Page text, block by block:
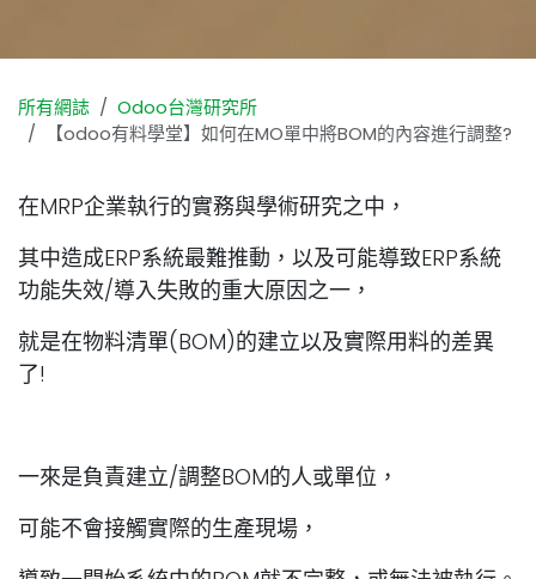
所有網誌
Odoo台灣研究所
【odoo有料學堂】如何在MO單中將BOM的內容進行調整?
在MRP企業執行的實務與學術研究之中，
其中造成ERP系統最難推動，以及可能導致ERP系統
功能失效/導入失敗的重大原因之一，
就是在物料清單(BOM)的建立以及實際用料的差異
了!
一來是負責建立/調整BOM的人或單位，
可能不會接觸實際的生產現場，